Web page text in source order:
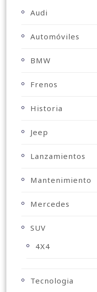
Audi
Automóviles
BMW
Frenos
Historia
Jeep
Lanzamientos
Mantenimiento
Mercedes
SUV
4X4
Tecnologia